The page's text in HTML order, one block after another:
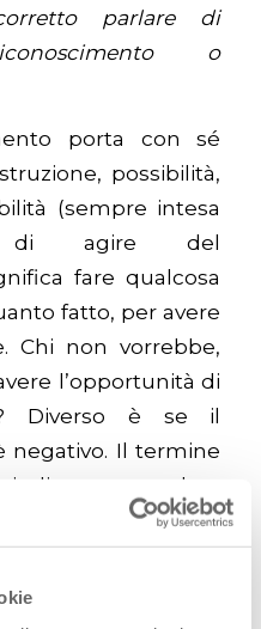
parlare di
o
porta con sé
possibilità,
(sempre intesa
di agire del
fare qualcosa
fatto, per avere
Chi non vorrebbe,
l’opportunità di
Diverso è se il
negativo. Il termine
senza dare
Il feedback
un giudizio,
giudizi sono
percezione della